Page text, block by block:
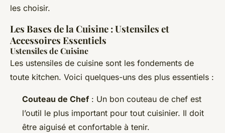
les choisir.
Les Bases de la Cuisine : Ustensiles et
Accessoires Essentiels
Ustensiles de Cuisine
Les ustensiles de cuisine sont les fondements de
toute kitchen. Voici quelques-uns des plus essentiels :
Couteau de Chef : Un bon couteau de chef est
l’outil le plus important pour tout cuisinier. Il doit
être aiguisé et confortable à tenir.